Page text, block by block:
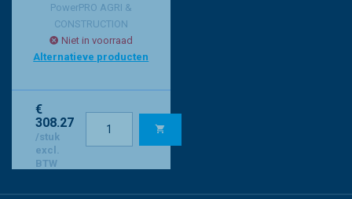
PowerPRO AGRI &
CONSTRUCTION
Niet in voorraad
Alternatieve producten
€
308.27
/stuk
excl.
BTW